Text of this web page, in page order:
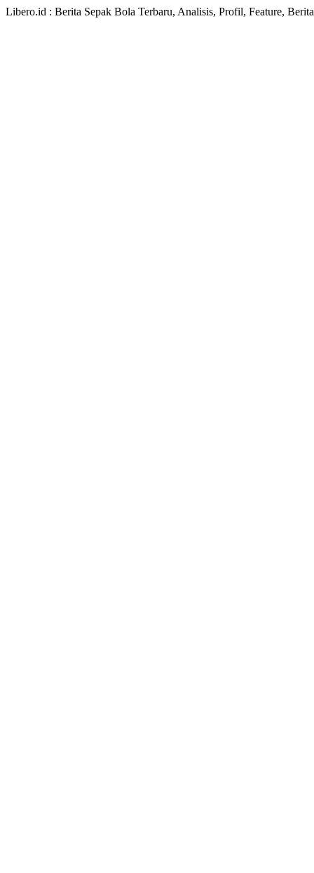
Libero.id : Berita Sepak Bola Terbaru, Analisis, Profil, Feature,